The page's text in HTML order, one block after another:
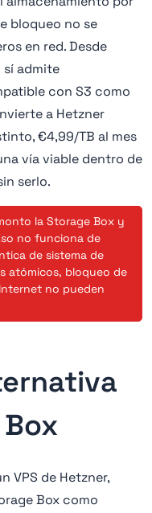
bloqueo no se
en red. Desde
sí admite
con S3 como
a Hetzner
€4,99/TB al mes
vía viable dentro de
serlo.
la Storage Box y
no funciona de
de sistema de
atómicos, bloqueo de
no pueden
VPS de Hetzner,
Box como